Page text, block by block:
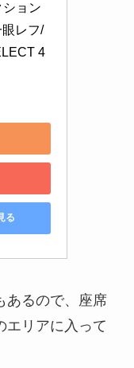
ョン
レフ/
4
る
あるので、座席
エリアに入って